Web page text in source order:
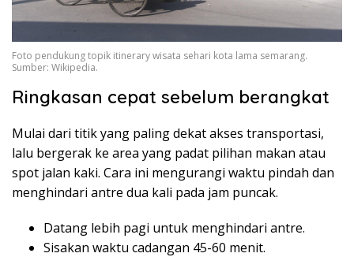
Foto pendukung topik itinerary wisata sehari kota lama semarang.
Sumber: Wikipedia.
Ringkasan cepat sebelum berangkat
Mulai dari titik yang paling dekat akses transportasi,
lalu bergerak ke area yang padat pilihan makan atau
spot jalan kaki. Cara ini mengurangi waktu pindah dan
menghindari antre dua kali pada jam puncak.
Datang lebih pagi untuk menghindari antre.
Sisakan waktu cadangan 45-60 menit.